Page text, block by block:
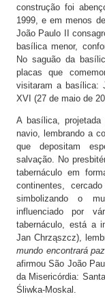
Capela de
Capela da
Capela de
Capela da
Torre de
Cemitério
„Casa de
palestras
construção foi
1999, e em menos
João Paulo II
basílica menor,
No saguão da
placas que
visitaram a basílica:
XVI (27 de maio de
A basílica,
navio, lembrando a
que depositam
salvação. No
tabernáculo em
continentes,
simbolizando o
influenciado por
tabernáculo, está a
Jan Chrząszcz),
mundo encontrará
afirmou São João
da Misericórdia:
Śliwka-Moskal.